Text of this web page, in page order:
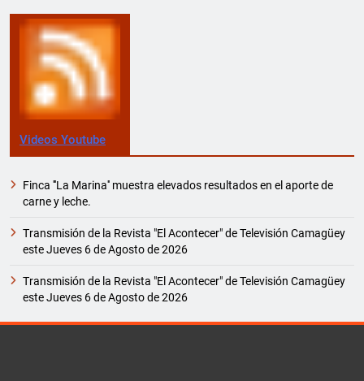
Videos Youtube
Finca '''La Marina'' muestra elevados resultados en el aporte de
carne y leche.
Transmisión de la Revista "El Acontecer" de Televisión Camagüey
este Jueves 6 de Agosto de 2026
Transmisión de la Revista "El Acontecer" de Televisión Camagüey
este Jueves 6 de Agosto de 2026